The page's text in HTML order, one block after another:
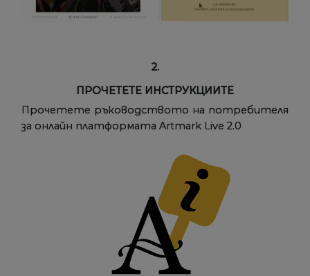
2.
ПРОЧЕТЕТЕ ИНСТРУКЦИИТЕ
Прочетете ръководството на потребителя
за онлайн платформата Artmark Live 2.0